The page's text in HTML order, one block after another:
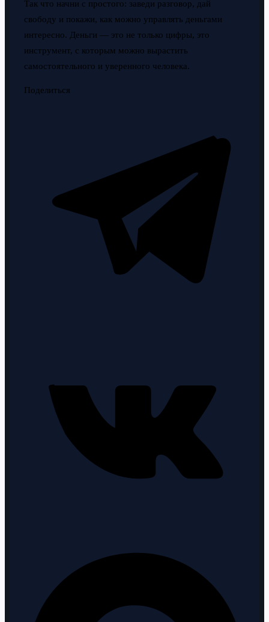
Так что начни с простого: заведи разговор, дай
свободу и покажи, как можно управлять деньгами
интересно. Деньги — это не только цифры, это
инструмент, с которым можно вырастить
самостоятельного и уверенного человека.
Поделиться